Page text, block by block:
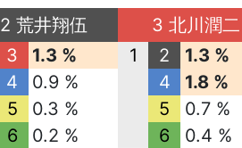
2 荒井翔伍
3
1.3 %
4
0.9 %
5
0.3 %
6
0.2 %
3 北川潤二
1
2
1.3 %
4
1.8 %
5
0.7 %
6
0.4 %